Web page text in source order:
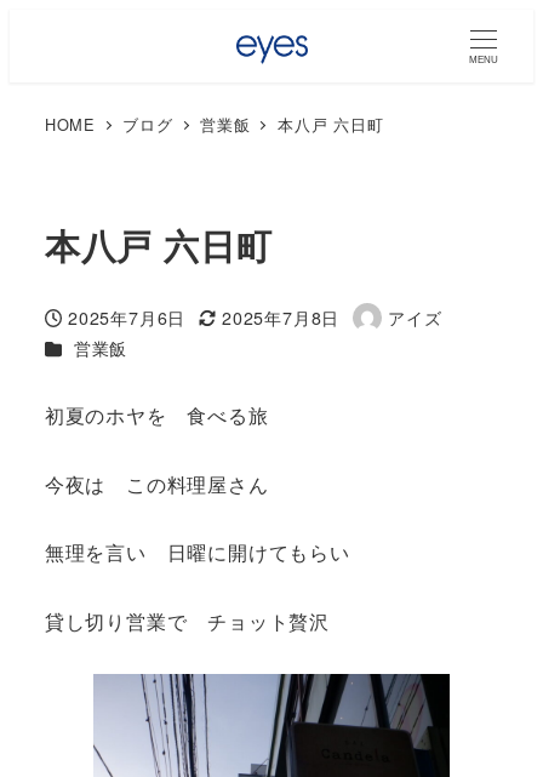
MENU
HOME ブログ 営業飯 本八戸 六日町
本八戸 六日町
投稿日
2025年7月6日
更新日
2025年7月8日
著
アイズ
カテゴリー
営業飯
初夏のホヤを 食べる旅
今夜は この料理屋さん
無理を言い 日曜に開けてもらい
貸し切り営業で チョット贅沢